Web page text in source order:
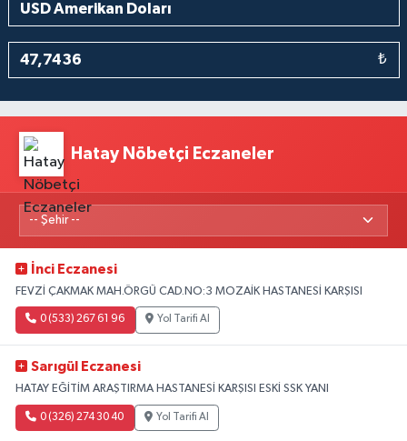
₺
Hatay Nöbetçi Eczaneler
İnci Eczanesi
FEVZİ ÇAKMAK MAH.ÖRGÜ CAD.NO:3 MOZAİK HASTANESİ KARŞISI
0 (533) 267 61 96 Yol Tarifi Al
Sarıgül Eczanesi
HATAY EĞİTİM ARAŞTIRMA HASTANESİ KARŞISI ESKİ SSK YANI
0 (326) 274 30 40 Yol Tarifi Al